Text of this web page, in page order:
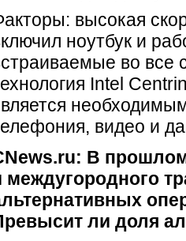
высокая
ноутбук и
во все
Intel
видео и
В
междугородного
ли доля